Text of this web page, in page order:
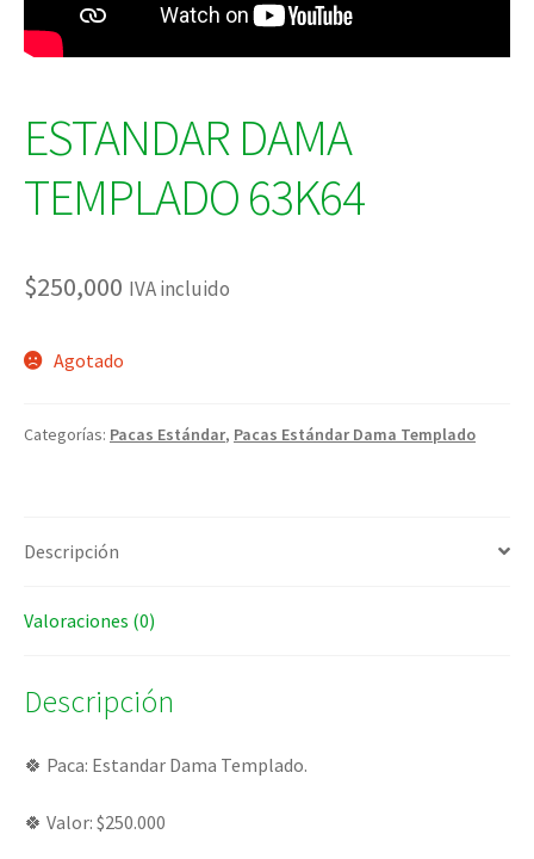
ESTANDAR DAMA
TEMPLADO 63K64
$250,000 IVA incluido
Agotado
Categorías: Pacas Estándar, Pacas Estándar Dama Templado
Descripción
Valoraciones (0)
Descripción
🍀 Paca: Estandar Dama Templado.
🍀 Valor: $250.000